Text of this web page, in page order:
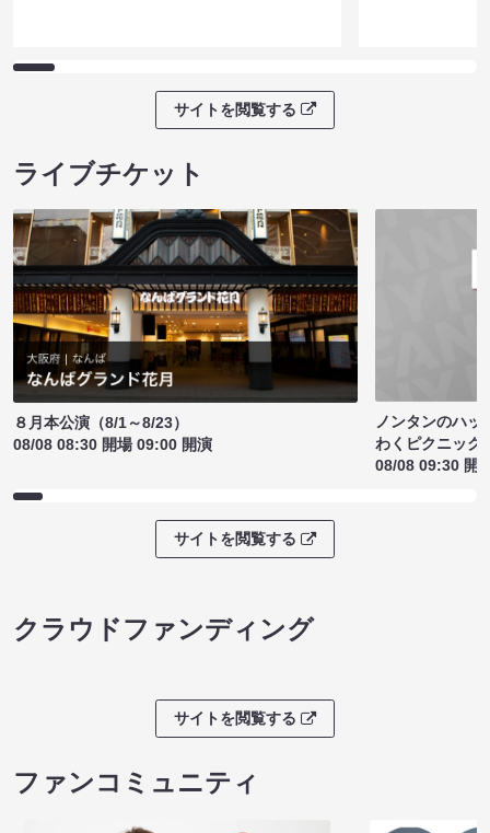
サイトを閲覧する
ライブチケット
８月本公演（8/1～8/23）
08/08 08:30 開場 09:00 開演
ノンタンのハッ
わくピクニック
08/08 09:30 開
サイトを閲覧する
クラウドファンディング
サイトを閲覧する
ファンコミュニティ